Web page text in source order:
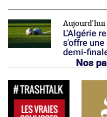
Aujourd'hui
L'Algérie
s'offre
demi-
Nos